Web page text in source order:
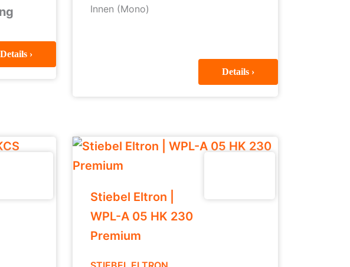
Details ›
Innen (Mono)
Details ›
Stiebel Eltron |
WPL-A 05 HK 230
Premium